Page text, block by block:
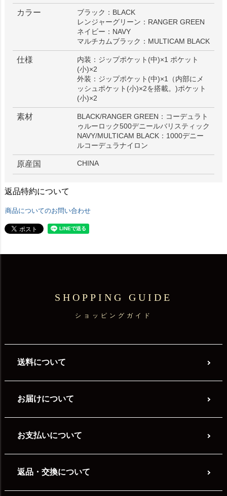
カラー
ブラック：BLACK
レンジャーグリーン：RANGER GREEN
ネイビー：NAVY
マルチカムブラック：MULTICAM BLACK
仕様
内装：ジップポケット(中)×1 ポケット
(小)×2
外装：ジップポケット(中)×1（内部にメ
ッシュポケット(小)×2を搭載。)ポケット
(小)×2
素材
BLACK/RANGER GREEN：コーデュラト
ゥルーロック500デニールバリスティック
NAVY/MULTICAM BLACK：1000デニー
ルコーデュラナイロン
原産国 CHINA
返品特約について
商品についてのお問い合わせ
SHOPPING GUIDE
ショッピングガイド
送料について
お届けについて
お支払いについて
返品・交換について